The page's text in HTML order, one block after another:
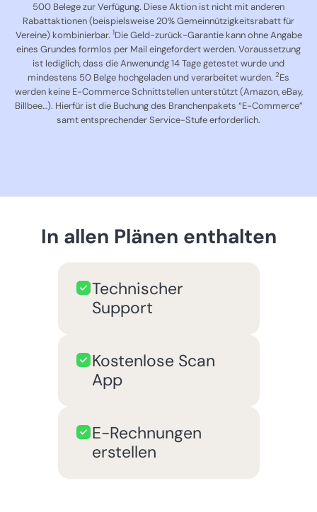
500 Belege zur Verfügung. Diese Aktion ist nicht mit anderen
Rabattaktionen (beispielsweise 20% Gemeinnützigkeitsrabatt für
Vereine) kombinierbar. 1Die Geld-zurück-Garantie kann ohne Angabe
eines Grundes formlos per Mail eingefordert werden. Voraussetzung
ist lediglich, dass die Anwenundg 14 Tage getestet wurde und
mindestens 50 Belge hochgeladen und verarbeitet wurden. 2Es
werden keine E-Commerce Schnittstellen unterstützt (Amazon, eBay,
Billbee…). Hierfür ist die Buchung des Branchenpakets “E-Commerce”
samt entsprechender Service-Stufe erforderlich.
In allen Plänen enthalten
Technischer
Support
Kostenlose Scan
App
E-Rechnungen
erstellen